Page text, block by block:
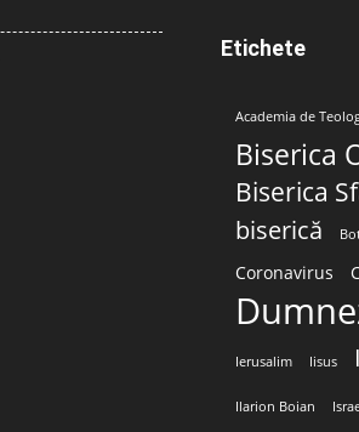
Etichete
Academia de
Biserica
Biserica
biserică
Coronavirus
Ierusalim Iisus
Ilarion Boian